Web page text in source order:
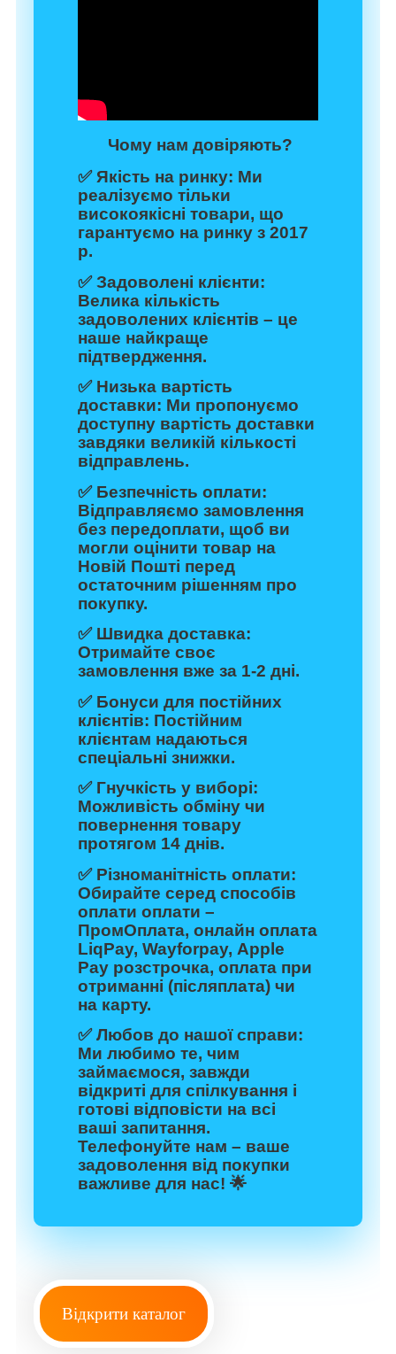
Чому нам довіряють?
✅Якість на ринку: Ми
реалізуємо тільки
високоякісні товари, що
гарантуємо на ринку з 2017
р.
✅Задоволені клієнти:
Велика кількість
задоволених клієнтів – це
наше найкраще
підтвердження.
✅ Низька вартість
доставки: Ми пропонуємо
доступну вартість доставки
завдяки великій кількості
відправлень.
✅ Безпечність оплати:
Відправляємо замовлення
без передоплати, щоб ви
могли оцінити товар на
Новій Пошті перед
остаточним рішенням про
покупку.
✅ Швидка доставка:
Отримайте своє
замовлення вже за 1-2 дні.
✅ Бонуси для постійних
клієнтів: Постійним
клієнтам надаються
спеціальні знижки.
✅ Гнучкість у виборі:
Можливість обміну чи
повернення товару
протягом 14 днів.
✅ Різноманітність оплати:
Обирайте серед способів
оплати оплати –
ПромОплата, онлайн оплата
LiqPay, Wayforpay, Apple
Pay розстрочка, оплата при
отриманні (післяплата) чи
на карту.
✅Любов до нашої справи:
Ми любимо те, чим
займаємося, завжди
відкриті для спілкування і
готові відповісти на всі
ваші запитання.
Телефонуйте нам – ваше
задоволення від покупки
важливе для нас! 🌟
Відкрити каталог